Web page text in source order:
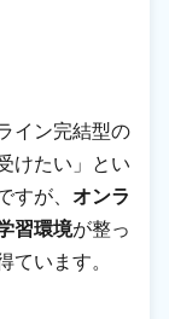
イン完結型の
けたい」とい
すが、 オンラ
習環境が整っ
ています。